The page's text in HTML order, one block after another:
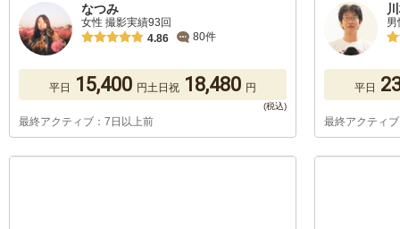
なつみ
女性 撮影実績93回
4.86
80件
平日 15,400 円土日祝 18,480 円
最終アクティブ：7日以上前
平日
最終アクティ